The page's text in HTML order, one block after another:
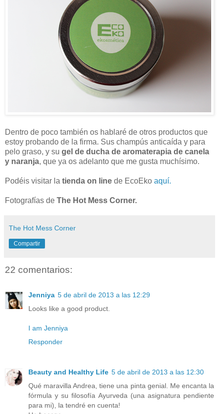
Dentro de poco también os hablaré de otros productos que
estoy probando de la firma. Sus champús anticaída y para
pelo graso, y su gel de ducha de aromaterapia de canela
y naranja, que ya os adelanto que me gusta muchísimo.
Podéis visitar la tienda on line de EcoEko aquí.
Fotografías de The Hot Mess Corner.
The Hot Mess Corner
Compartir
22 comentarios:
Jenniya 5 de abril de 2013 a las 12:29
Looks like a good product.
I am Jenniya
Responder
Beauty and Healthy Life 5 de abril de 2013 a las 12:30
Qué maravilla Andrea, tiene una pinta genial. Me encanta la
fórmula y su filosofía Ayurveda (una asignatura pendiente
para mi), la tendré en cuenta!